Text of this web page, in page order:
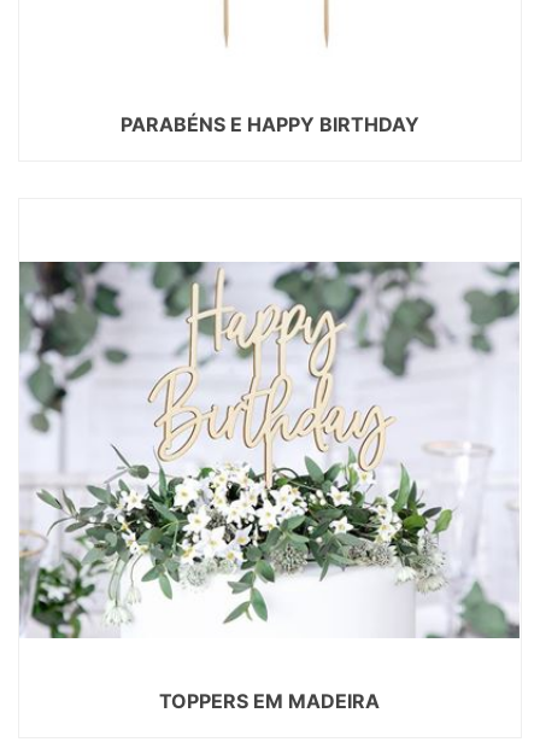
PARABÉNS E HAPPY BIRTHDAY
TOPPERS EM MADEIRA